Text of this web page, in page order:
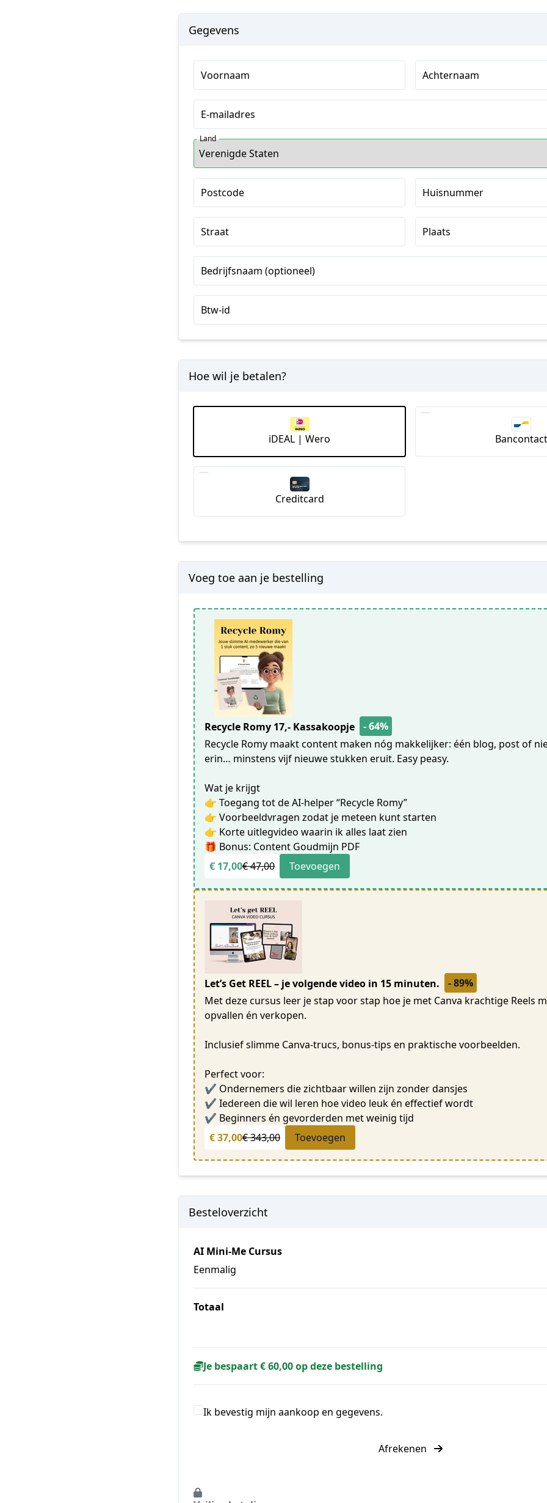
Gegevens
Voornaam Achternaam
E-mailadres
Land
Postcode Huisnummer
Straat Plaats
Bedrijfsnaam (optioneel)
Btw-id
Hoe wil je betalen?
iDEAL | Wero Bancontact
Creditcard
Voeg toe aan je bestelling
Recycle Romy 17,- Kassakoopje
- 64%
Recycle Romy maakt content maken nóg makkelijker: één blog, post of
erin… minstens vijf nieuwe stukken eruit. Easy peasy.
Wat je krijgt
👉 Toegang tot de AI-helper “Recycle Romy”
👉 Voorbeeldvragen zodat je meteen kunt starten
👉 Korte uitlegvideo waarin ik alles laat zien
🎁 Bonus: Content Goudmijn PDF
€ 17,00€ 47,00 Toevoegen
Let’s Get REEL – je volgende video in 15 minuten.
- 89%
Met deze cursus leer je stap voor stap hoe je met Canva krachtige Reels
opvallen én verkopen.
Inclusief slimme Canva-trucs, bonus-tips en praktische voorbeelden.
Perfect voor:
✔ Ondernemers die zichtbaar willen zijn zonder dansjes
✔ Iedereen die wil leren hoe video leuk én effectief wordt
✔ Beginners én gevorderden met weinig tijd
€ 37,00€ 343,00 Toevoegen
Besteloverzicht
AI Mini-Me Cursus
Eenmalig
Totaal
Je bespaart € 60,00 op deze bestelling
Ik bevestig mijn aankoop en gegevens.
Afrekenen